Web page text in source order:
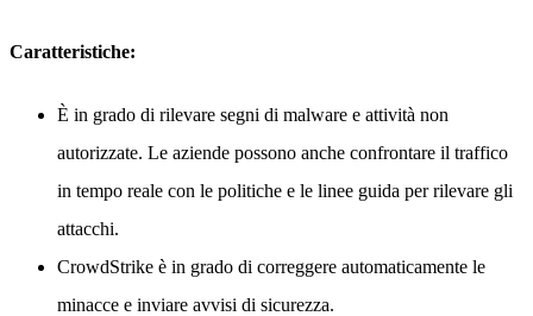
Caratteristiche:
È in grado di rilevare segni di malware e attività non
autorizzate. Le aziende possono anche confrontare il traffico
in tempo reale con le politiche e le linee guida per rilevare gli
attacchi.
CrowdStrike è in grado di correggere automaticamente le
minacce e inviare avvisi di sicurezza.